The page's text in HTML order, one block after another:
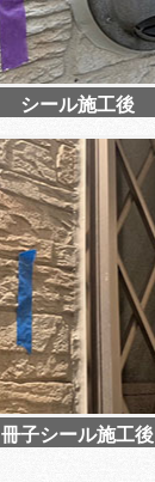
シール施工後
冊子シール施工後